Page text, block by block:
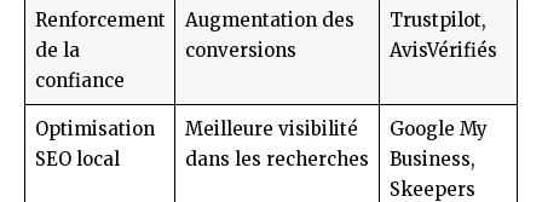
Renforcement
de la
confiance
Augmentation des
conversions
Trustpilot,
AvisVérifiés
Optimisation
SEO local
Meilleure visibilité
dans les recherches
Google My
Business,
Skeepers